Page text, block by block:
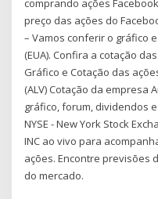
comprando ações
preço das ações do
– Vamos conferir o gráfico
(EUA). Confira a cotação
Gráfico e Cotação das
(ALV) Cotação da empresa
gráfico, forum, dividendos
NYSE - New York Stock
INC ao vivo para
ações. Encontre previsões
do mercado.